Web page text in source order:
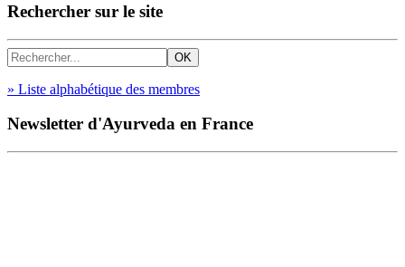
Rechercher sur le site
» Liste alphabétique des membres
Newsletter d'Ayurveda en France